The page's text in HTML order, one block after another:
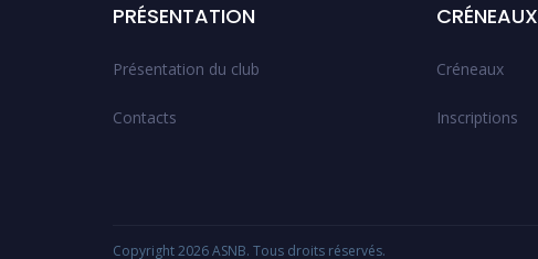
PRÉSENTATION
Présentation du club
Contacts
CRÉNEAUX
Créneaux
Inscriptions
Copyright 2026ASNB. Tous droits réservés.